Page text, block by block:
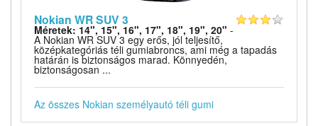
Nokian WR SUV 3
Méretek: 14", 15", 16", 17", 18", 19", 20" -
A Nokian WR SUV 3 egy erős, jól teljesítő,
középkategóriás téli gumiabroncs, ami még a tapadás
határán is biztonságos marad. Könnyedén,
biztonságosan ...
Az összes Nokian személyautó téli gumi